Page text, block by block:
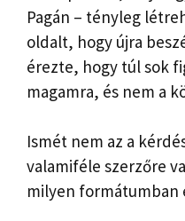
Pagán – tényleg
oldalt, hogy újra
érezte, hogy túl sok
magamra, és nem a
Ismét nem az a
valamiféle szerzőre
milyen formátumban